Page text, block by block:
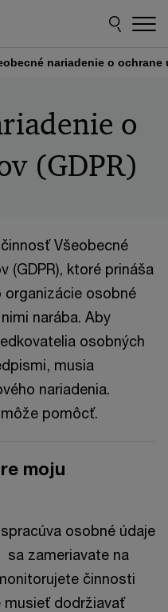
nariadenie o ochrane
o
(GDPR)
Všeobecné
(GDPR), ktoré prináša
organizácie osobné
narába. Aby
osobných
musia
nariadenia.
pomôcť.
moju
osobné údaje
sa zameriavate na
činnosti
musieť dodržiavať